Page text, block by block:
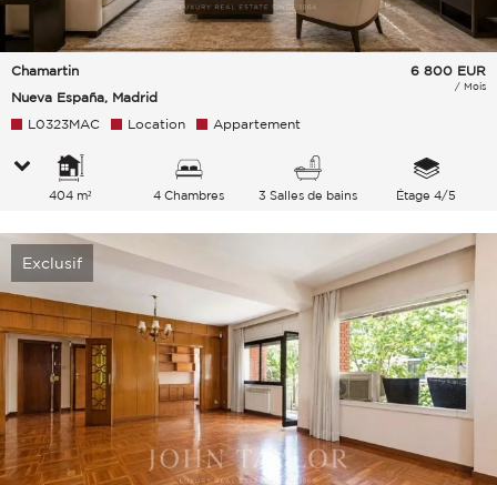
Chamartin
Nueva España, Madrid
6 800 EUR
/ Mois
L0323MAC Location Appartement
404 m² 4 Chambres 3 Salles de bains Étage 4/5
Exclusif